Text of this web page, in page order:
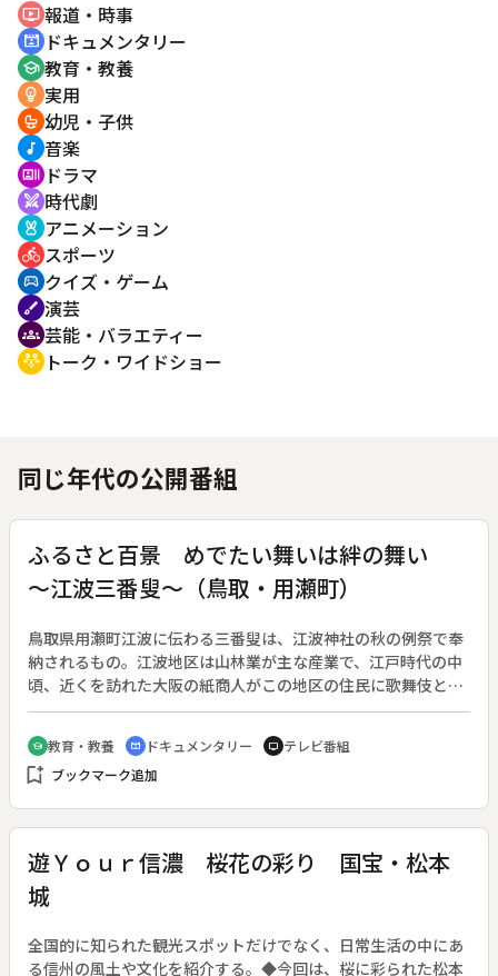
ondemand_video 報道・時事
cinematic_blur ドキュメンタリー
school 教育・教養
emoji_objects 実用
crib 幼児・子供
music_note 音楽
recent_actors ドラマ
swords 時代劇
cruelty_free アニメーション
directions_bike スポーツ
sports_esports クイズ・ゲーム
brush 演芸
groups 芸能・バラエティー
adaptive_audio_mic トーク・ワイドショー
同じ年代の公開番組
ふるさと百景 めでたい舞いは絆の舞い
～江波三番叟～（鳥取・用瀬町）
鳥取県用瀬町江波に伝わる三番叟は、江波神社の秋の例祭で奉
納されるもの。江波地区は山林業が主な産業で、江戸時代の中
頃、近くを訪れた大阪の紙商人がこの地区の住民に歌舞伎と三
番叟を教えたとつたえられている。歌舞伎は、昭和３７年を最
後に演じられなくなったが、三番叟はその後も地区の人たちに
受け継がれている。三番叟は、能の「式三番」を元にしたもの
で、歌舞伎の前座に祝儀として舞う他、病気平癒など願立てを
ころに頭取、後向きに千代が立っている。座元の一人が舞台を
清め、口上の後、千代と頭取が舞い、天下泰平、国土安穏の祝
祷をする。つづいて二番叟が登場、最後に三番叟が登場し、二
番叟とともに口上後、長久延命息災の祈祷をして終わるが、こ
が急がれている。
school 教育・教養 cinematic_blur ドキュメンタリー tv テレビ番組
bookmark_add ブックマーク追加
遊Ｙｏｕｒ信濃 桜花の彩り 国宝・松本
城
全国的に知られた観光スポットだけでなく、日常生活の中にあ
る信州の風土や文化を紹介する。◆今回は、桜に彩られた松本